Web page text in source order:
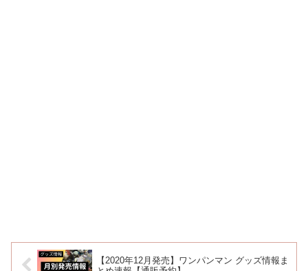
【2020年12月発売】ワンパンマン グッズ情報ま